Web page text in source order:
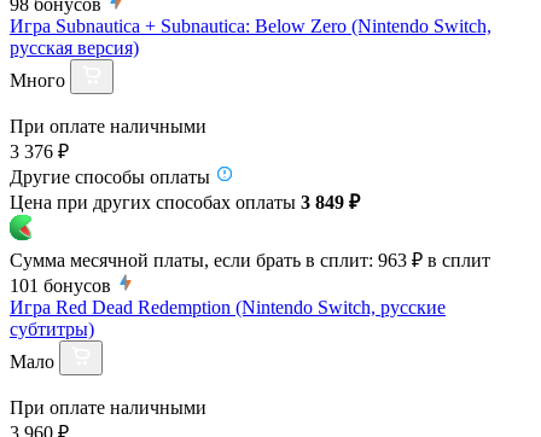
Игра Subnautica + Subnautica: Below Zero (Nintendo Switch,
русская версия)
Много
При оплате наличными
3 376 ₽
Другие способы оплаты
Цена при других способах оплаты 3 849 ₽
Сумма месячной платы, если брать в сплит: 963 ₽ в сплит
101 бонусов
Игра Red Dead Redemption (Nintendo Switch, русские
субтитры)
Мало
При оплате наличными
3 960 ₽